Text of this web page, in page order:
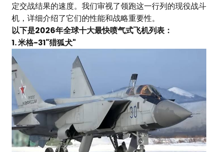
定交战结果的速度。我们审视了领跑这一行列的现役战斗
机，详细介绍了它们的性能和战略重要性。
以下是2026年全球十大最快喷气式飞机列表：
1. 米格-31"猎狐犬"